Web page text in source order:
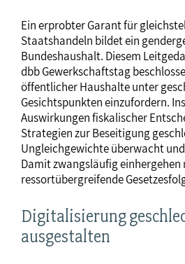
Ein erprobter Garant für
Staatshandeln bildet ein
Bundeshaushalt. Diesem
dbb Gewerkschaftstag
öffentlicher Haushalte unter
Gesichtspunkten einzufordern.
Auswirkungen fiskalischer
Strategien zur Beseitigung
Ungleichgewichte überwacht
Damit zwangsläufig einhergehen
ressortübergreifende
Digitalisierung
ausgestalten